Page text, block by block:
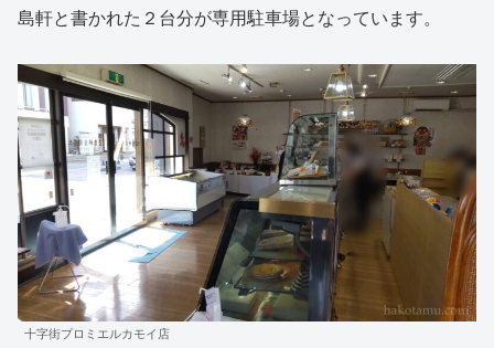
島軒と書かれた２台分が専用駐車場となっています。
十字街プロミエルカモイ店